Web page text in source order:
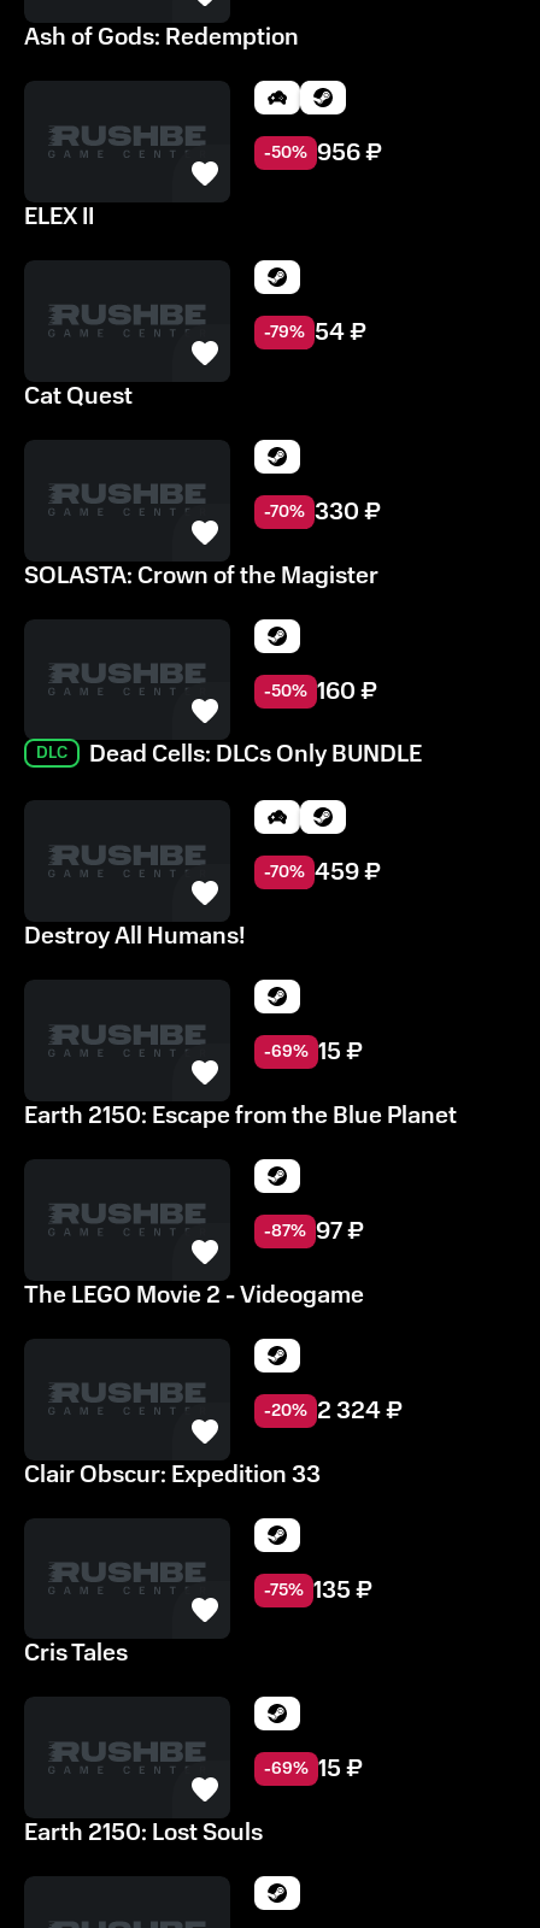
Ash of Gods: Redemption
-50% 956₽
ELEX II
-79% 54₽
Cat Quest
-70% 330₽
SOLASTA: Crown of the Magister
-50% 160₽
DLC Dead Cells: DLCs Only BUNDLE
-70% 459₽
Destroy All Humans!
-69% 15₽
Earth 2150: Escape from the Blue Planet
-87% 97₽
The LEGO Movie 2 - Videogame
-20% 2 324₽
Clair Obscur: Expedition 33
-75% 135₽
Cris Tales
-69% 15₽
Earth 2150: Lost Souls